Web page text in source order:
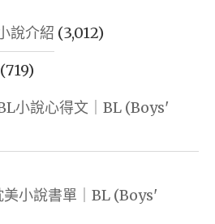
說介紹 (3,012)
(719)
小說心得文｜BL (Boys'
美小說書單｜BL (Boys'